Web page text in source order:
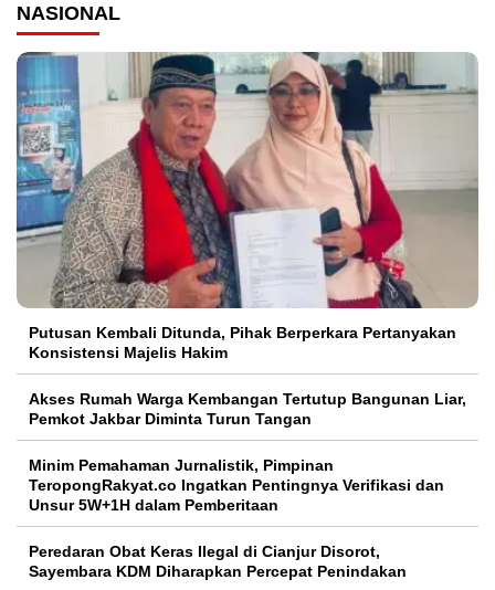
NASIONAL
Putusan Kembali Ditunda, Pihak Berperkara Pertanyakan
Konsistensi Majelis Hakim
Akses Rumah Warga Kembangan Tertutup Bangunan Liar,
Pemkot Jakbar Diminta Turun Tangan
Minim Pemahaman Jurnalistik, Pimpinan
TeropongRakyat.co Ingatkan Pentingnya Verifikasi dan
Unsur 5W+1H dalam Pemberitaan
Peredaran Obat Keras Ilegal di Cianjur Disorot,
Sayembara KDM Diharapkan Percepat Penindakan